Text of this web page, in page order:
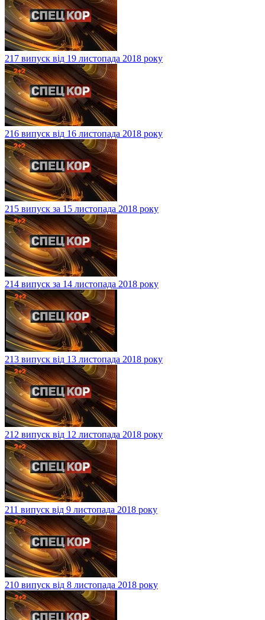
217 випуск від 19 листопада 2018 року
216 випуск від 16 листопада 2018 року
215 випуск за 15 листопада 2018 року
214 випуск за 14 листопада 2018 року
213 випуск від 13 листопада 2018 року
212 випуск від 12 листопада 2018 року
211 випуск від 9 листопада 2018 року
210 випуск від 8 листопада 2018 року